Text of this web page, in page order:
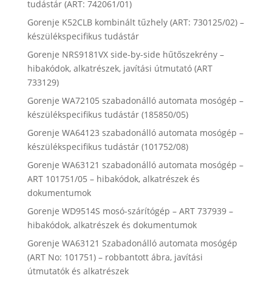
tudástár (ART: 742061/01)
Gorenje K52CLB kombinált tűzhely (ART: 730125/02) –
készülékspecifikus tudástár
Gorenje NRS9181VX side-by-side hűtőszekrény –
hibakódok, alkatrészek, javítási útmutató (ART
733129)
Gorenje WA72105 szabadonálló automata mosógép –
készülékspecifikus tudástár (185850/05)
Gorenje WA64123 szabadonálló automata mosógép –
készülékspecifikus tudástár (101752/08)
Gorenje WA63121 szabadonálló automata mosógép –
ART 101751/05 – hibakódok, alkatrészek és
dokumentumok
Gorenje WD9514S mosó-szárítógép – ART 737939 –
hibakódok, alkatrészek és dokumentumok
Gorenje WA63121 Szabadonálló automata mosógép
(ART No: 101751) – robbantott ábra, javítási
útmutatók és alkatrészek